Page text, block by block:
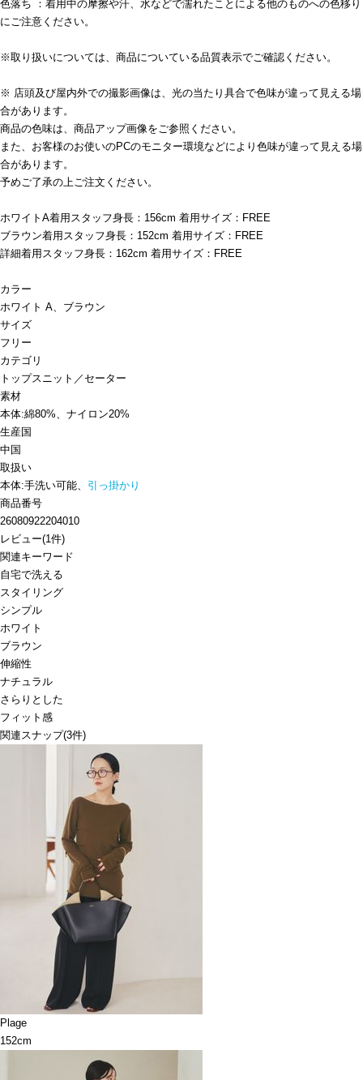
色落ち ：着用中の摩擦や汗、水などで濡れたことによる他のものへの色移り
にご注意ください。
※取り扱いについては、商品についている品質表示でご確認ください。
※ 店頭及び屋内外での撮影画像は、光の当たり具合で色味が違って見える場
合があります。
商品の色味は、商品アップ画像をご参照ください。
また、お客様のお使いのPCのモニター環境などにより色味が違って見える場
合があります。
予めご了承の上ご注文ください。
ホワイトA着用スタッフ身長：156cm 着用サイズ：FREE
ブラウン着用スタッフ身長：152cm 着用サイズ：FREE
詳細着用スタッフ身長：162cm 着用サイズ：FREE
カラー
ホワイト A、ブラウン
サイズ
フリー
カテゴリ
トップスニット／セーター
素材
本体:綿80%、ナイロン20%
生産国
中国
取扱い
本体:手洗い可能、 引っ掛かり
商品番号
26080922204010
レビュー(1件)
関連キーワード
自宅で洗える
スタイリング
シンプル
ホワイト
ブラウン
伸縮性
ナチュラル
さらりとした
フィット感
関連スナップ(3件)
Plage
152cm